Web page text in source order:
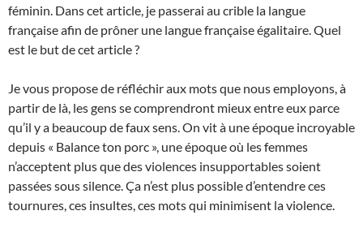
féminin. Dans cet article, je passerai au crible la langue
française afin de prôner une langue française égalitaire. Quel
est le but de cet article ?
Je vous propose de réfléchir aux mots que nous employons, à
partir de là, les gens se comprendront mieux entre eux parce
qu’il y a beaucoup de faux sens. On vit à une époque incroyable
depuis « Balance ton porc », une époque où les femmes
n’acceptent plus que des violences insupportables soient
passées sous silence. Ça n’est plus possible d’entendre ces
tournures, ces insultes, ces mots qui minimisent la violence.